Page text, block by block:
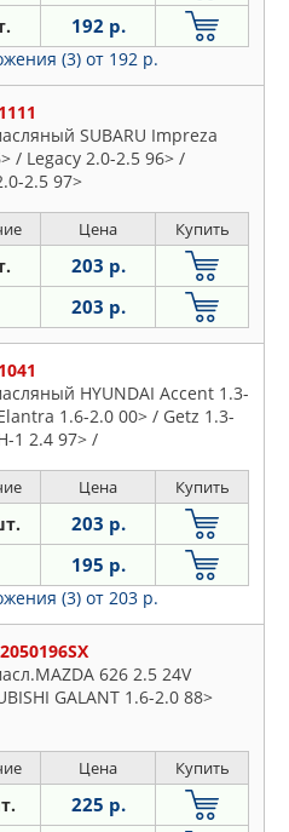
192 р.
(3) от 192 р.
SUBARU Impreza
/ Legacy 2.0-2.5 96> /
2.5 97>
Цена Купить
203 р.
203 р.
HYUNDAI Accent 1.3-
1.6-2.0 00> / Getz 1.3-
1 2.4 97> /
Цена Купить
203 р.
195 р.
(3) от 203 р.
626 2.5 24V
GALANT 1.6-2.0 88>
Цена Купить
225 р.